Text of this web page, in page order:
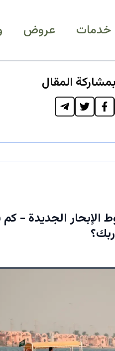
خدمات عروض
المقال
الجديدة -